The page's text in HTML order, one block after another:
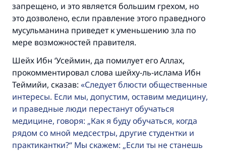
запрещено, и это является большим грехом, но
это дозволено, если правление этого праведного
мусульманина приведет к уменьшению зла по
мере возможностей правителя.
Шейх Ибн ‘Усеймин, да помилует его Аллах,
прокомментировал слова шейху-ль-ислама Ибн
Теймийи, сказав:
Следует блюсти общественные
интересы. Если мы, допустим, оставим медицину,
и праведные люди перестанут обучаться
медицине, говоря: „Как я буду обучаться, когда
рядом со мной медсестры, другие студентки и
практикантки?“ Мы скажем: „Если ты не станешь